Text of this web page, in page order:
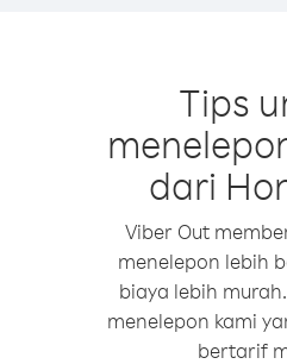
Tips
dari
Viber Out
menelepon lebih
biaya lebih
menelepon kami
bertarif